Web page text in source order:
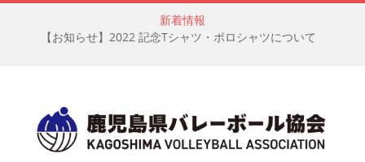
新着情報
【お知らせ】2022 記念Tシャツ・ポロシャツについて